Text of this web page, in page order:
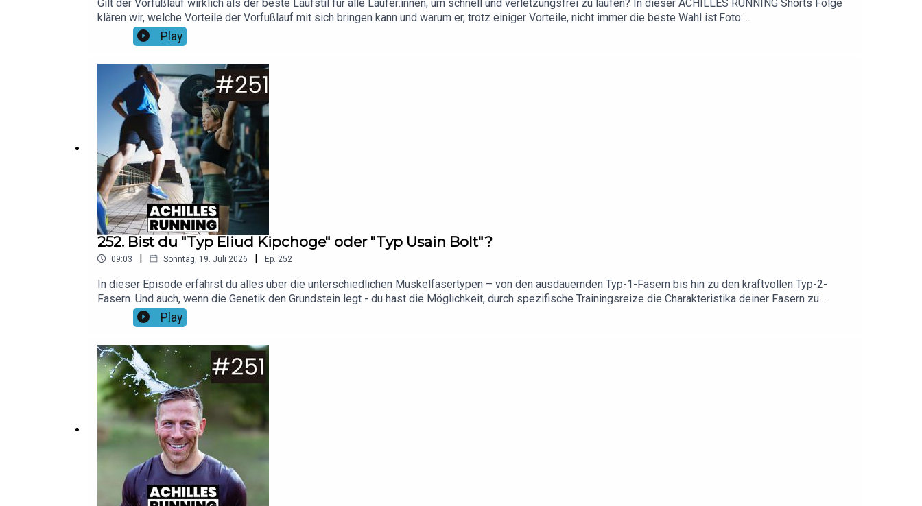
Gilt der Vorfußlauf wirklich als der beste Laufstil für alle Läufer:innen, um schnell und verletzungsfrei zu laufen? In dieser ACHILLES RUNNING Shorts Folge
klären wir, welche Vorteile der Vorfußlauf mit sich bringen kann und warum er, trotz einiger Vorteile, nicht immer die beste Wahl ist.Foto:
Canva/Pavel1964Musik: No ExcusesHier findet ihr unsere aktuellen Gewinnspiele & Rabatt-Aktionen!Spare bei LAPONDO 20% auf alle Shokz-Modelle mit
dem Code "running20"!
Play
252. Bist du "Typ Eliud Kipchoge" oder "Typ Usain Bolt"?
09:03 | Sonntag, 19. Juli 2026 | Ep. 252
In dieser Episode erfährst du alles über die unterschiedlichen Muskelfasertypen – von den ausdauernden Typ-1-Fasern bis hin zu den kraftvollen Typ-2-
Fasern. Und auch, wenn die Genetik den Grundstein legt - du hast die Möglichkeit, durch spezifische Trainingsreize die Charakteristika deiner Fasern zu
formen. Wie das klappt und wie du damit deine Leistung für deine bevorzugte Laufstrecke gezielt steigerst, hörst du hier bei uns, kompakt verpackt.Foto:
Canva/ Wolf Art Pexels / Aflo ImagesMusik: No ExcusesHier findet ihr unsere aktuellen Gewinnspiele & Rabatt-Aktionen!Spare bei LAPONDO 20% auf alle
Play